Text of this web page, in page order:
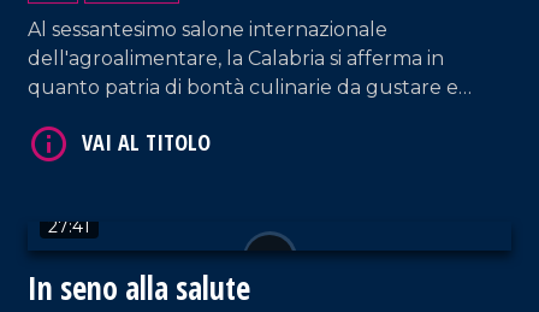
Al sessantesimo salone internazionale
dell'agroalimentare, la Calabria si afferma in
quanto patria di bontà culinarie da gustare e
27:41
In seno alla salute
VAI AL TITOLO